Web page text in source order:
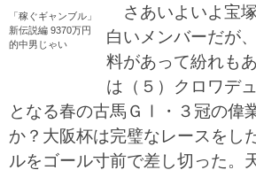
「稼ぐギャンブル」
新伝説編 9370万円
的中男じゃい
さあいよいよ宝
白いメンバーだが
料があって紛れも
は（５）クロワデ
となる春の古馬ＧⅠ・３冠の偉
か？大阪杯は完璧なレースをし
ルをゴール寸前で差し切った。